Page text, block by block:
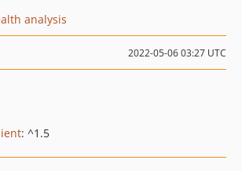
analysis
2022-05-06 03:27 UTC
: ^1.5